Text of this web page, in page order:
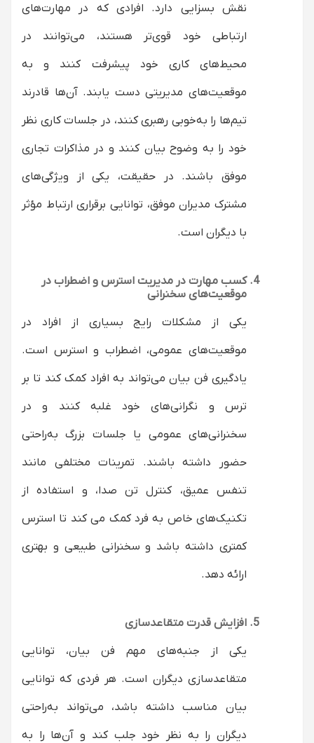
نقش بسزایی دارد. افرادی که در مهارت‌های
ارتباطی خود قوی‌تر هستند، می‌توانند در
محیط‌های کاری خود پیشرفت کنند و به
موقعیت‌های مدیریتی دست یابند. آن‌ها قادرند
تیم‌ها را به‌خوبی رهبری کنند، در جلسات کاری نظر
خود را به وضوح بیان کنند و در مذاکرات تجاری
موفق باشند. در حقیقت، یکی از ویژگی‌های
مشترک مدیران موفق، توانایی برقراری ارتباط مؤثر
با دیگران است.
کسب مهارت در مدیریت استرس و اضطراب در
موقعیت‌های سخنرانی
یکی از مشکلات رایج بسیاری از افراد در
موقعیت‌های عمومی، اضطراب و استرس است.
یادگیری فن بیان می‌تواند به افراد کمک کند تا بر
ترس و نگرانی‌های خود غلبه کنند و در
سخنرانی‌های عمومی یا جلسات بزرگ به‌راحتی
حضور داشته باشند. تمرینات مختلفی مانند
تنفس عمیق، کنترل تن صدا، و استفاده از
تکنیک‌های خاص به فرد کمک می کند تا استرس
کمتری داشته باشد و سخنرانی طبیعی و بهتری
ارائه دهد.
افزایش قدرت متقاعدسازی
یکی از جنبه‌های مهم فن بیان، توانایی
متقاعدسازی دیگران است. هر فردی که توانایی
بیان مناسب داشته باشد، می‌تواند به‌راحتی
دیگران را به نظر خود جلب کند و آن‌ها را به